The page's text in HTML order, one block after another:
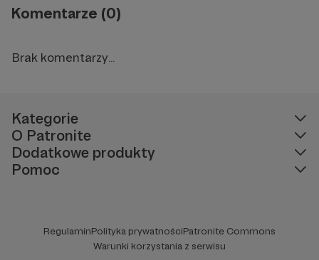
Komentarze (0)
Brak komentarzy...
Kategorie
O Patronite
Dodatkowe produkty
Pomoc
RegulaminPolityka prywatnościPatronite Commons
Warunki korzystania z serwisu